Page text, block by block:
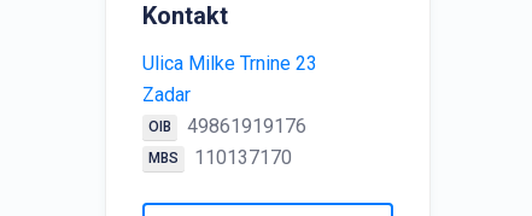
Kontakt
Ulica Milke Trnine 23
Zadar
OIB 49861919176
MBS 110137170